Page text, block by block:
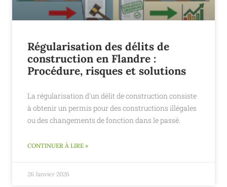
Régularisation des délits de
construction en Flandre :
Procédure, risques et solutions
La régularisation d'un délit de construction consiste
à obtenir un permis pour des constructions illégales
ou des changements de fonction dans le passé.
CONTINUER À LIRE »
26 Janvier 2026